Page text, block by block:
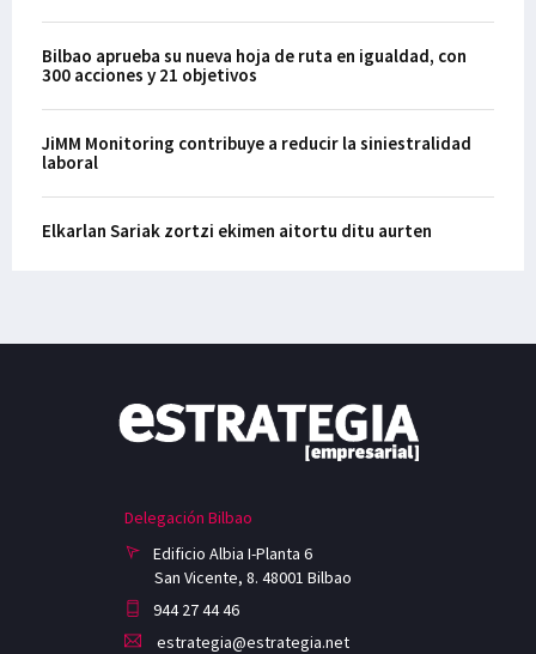
Bilbao aprueba su nueva hoja de ruta en igualdad, con
300 acciones y 21 objetivos
JiMM Monitoring contribuye a reducir la siniestralidad
laboral
Elkarlan Sariak zortzi ekimen aitortu ditu aurten
Delegación Bilbao
Edificio Albia I-Planta 6
San Vicente, 8. 48001 Bilbao
944 27 44 46
estrategia@estrategia.net